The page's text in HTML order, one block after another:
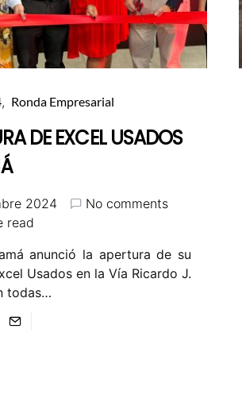
Ronda Empresarial
DE EXCEL USADOS
2024
No comments
read
anunció la apertura de su
Usados en la Vía Ricardo J.
todas…